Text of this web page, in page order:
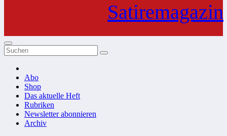
Satiremagazin
Abo
Shop
Das aktuelle Heft
Rubriken
Newsletter abonnieren
Archiv